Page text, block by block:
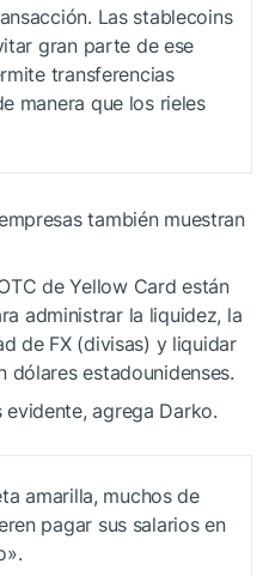
Las stablecoins
gran parte de ese
transferencias
manera que los rieles
también muestran
de Yellow Card están
administrar la liquidez, la
de FX (divisas) y liquidar
estadounidenses.
agrega Darko.
amarilla, muchos de
pagar sus salarios en